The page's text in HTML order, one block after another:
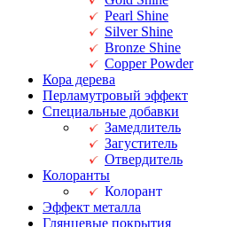
Pearl Shine
Silver Shine
Bronze Shine
Copper Powder
Кора дерева
Перламутровый эффект
Специальные добавки
Замедлитель
Загуститель
Отвердитель
Колоранты
Колорант
Эффект металла
Глянцевые покрытия